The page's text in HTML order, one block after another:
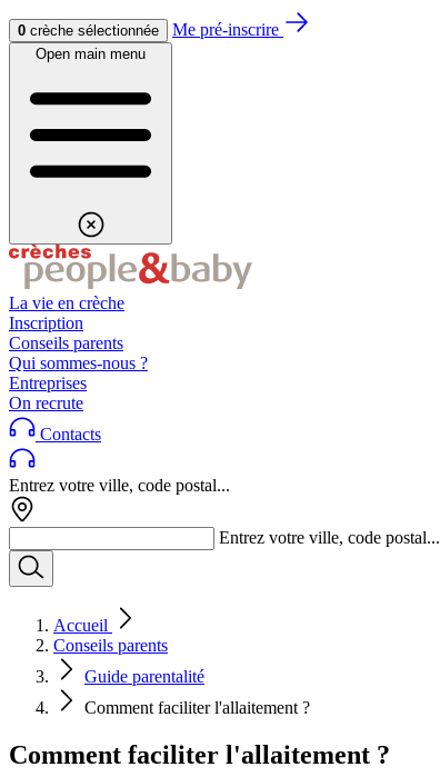
Aller au contenuAller au footer
0 crèche sélectionnée Me pré-inscrire
Open main menu
La vie en crèche
Inscription
Conseils parents
Qui sommes-nous ?
Entreprises
On recrute
Contacts
Entrez votre ville, code postal...
Entrez votre ville, code postal...
Accueil
Conseils parents
Guide parentalité
Comment faciliter l'allaitement ?
Comment faciliter l'allaitement ?